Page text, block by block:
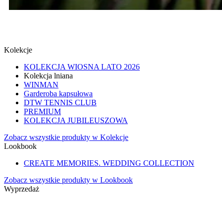
Kolekcje
KOLEKCJA WIOSNA LATO 2026
Kolekcja lniana
WINMAN
Garderoba kapsułowa
DTW TENNIS CLUB
PREMIUM
KOLEKCJA JUBILEUSZOWA
Zobacz wszystkie produkty w Kolekcje
Lookbook
CREATE MEMORIES. WEDDING COLLECTION
Zobacz wszystkie produkty w Lookbook
Wyprzedaż